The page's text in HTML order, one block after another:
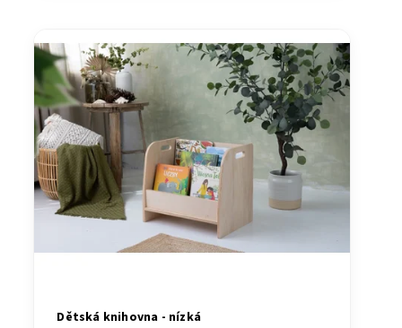
Dětská knihovna - nízká